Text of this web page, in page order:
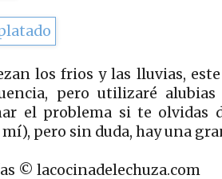
los frios y las lluvias,
pero utilizaré
el problema si te olvidas
mí), pero sin duda, hay una
© lacocinadelechuza.com